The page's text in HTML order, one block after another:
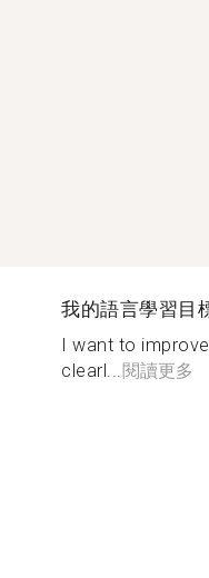
我的語言學習目
I want to
clearl... 閱讀更多